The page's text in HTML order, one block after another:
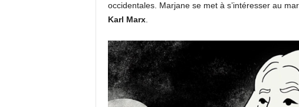
occidentales. Marjane se met à s’intéresser au
Karl Marx.